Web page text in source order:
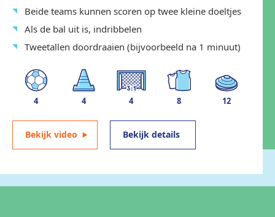
Beide teams kunnen scoren op twee kleine doeltjes
Als de bal uit is, indribbelen
Tweetallen doordraaien (bijvoorbeeld na 1 minuut)
4 4 4 8 12
Bekijk video Bekijk details